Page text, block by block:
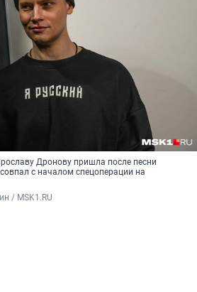
Дронову пришла после песни
с началом спецоперации на
/ MSK1.RU